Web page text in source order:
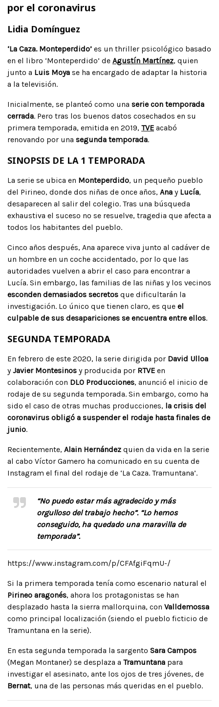
por el coronavirus
Lidia Domínguez
‘La Caza. Monteperdido’ es un thriller psicológico basado
en el libro ‘Monteperdido’ de Agustín Martínez, quien
junto a Luis Moya se ha encargado de adaptar la historia
a la televisión.
Inicialmente, se planteó como una serie con temporada
cerrada. Pero tras los buenos datos cosechados en su
primera temporada, emitida en 2019, TVE acabó
renovando por una segunda temporada.
SINOPSIS DE LA 1 TEMPORADA
La serie se ubica en Monteperdido, un pequeño pueblo
del Pirineo, donde dos niñas de once años, Ana y Lucía,
desaparecen al salir del colegio. Tras una búsqueda
exhaustiva el suceso no se resuelve, tragedia que afecta a
todos los habitantes del pueblo.
Cinco años después, Ana aparece viva junto al cadáver de
un hombre en un coche accidentado, por lo que las
autoridades vuelven a abrir el caso para encontrar a
Lucía. Sin embargo, las familias de las niñas y los vecinos
esconden demasiados secretos que dificultarán la
investigación. Lo único que tienen claro, es que el
culpable de sus desapariciones se encuentra entre ellos.
SEGUNDA TEMPORADA
En febrero de este 2020, la serie dirigida por David Ulloa
yJavier Montesinos y producida por RTVE en
colaboración con DLO Producciones, anunció el inicio de
rodaje de su segunda temporada. Sin embargo, como ha
sido el caso de otras muchas producciones, la crisis del
coronavirus obligó a suspender el rodaje hasta finales de
junio.
Recientemente, Alain Hernández quien da vida en la serie
al cabo Víctor Gamero ha comunicado en su cuenta de
Instagram el final del rodaje de ‘La Caza. Tramuntana’.
“No puedo estar más agradecido y más
orgulloso del trabajo hecho”. “Lo hemos
conseguido, ha quedado una maravilla de
temporada”.
https://www.instagram.com/p/CFAfgiFqmU-/
Si la primera temporada tenía como escenario natural el
Pirineo aragonés, ahora los protagonistas se han
desplazado hasta la sierra mallorquina, con Valldemossa
como principal localización (siendo el pueblo ficticio de
Tramuntana en la serie).
En esta segunda temporada la sargento Sara Campos
(Megan Montaner) se desplaza a Tramuntana para
investigar el asesinato, ante los ojos de tres jóvenes, de
Bernat, una de las personas más queridas en el pueblo.